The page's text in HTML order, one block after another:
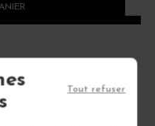
Tout refuser